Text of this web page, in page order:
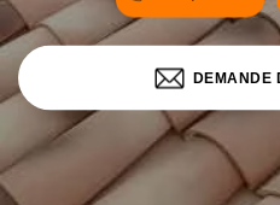
DEMANDE